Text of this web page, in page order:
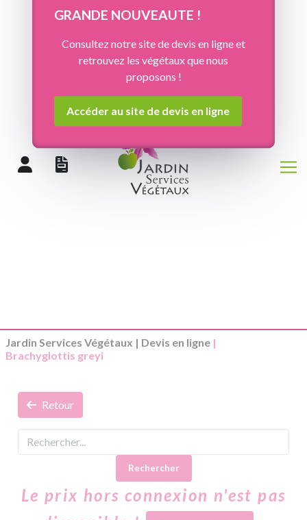
GRANDE NOUVEAUTE !
Consultez notre site de devis en ligne et
retrouvez les végétaux que nous
proposons !
Accéder au site de devis en ligne
Jardin Services Végétaux | Devis en ligne |
Brachyglottis greyi
Retour
Rechercher
Le prix hors connexion n'est pas
Panneau de gestion des cookies